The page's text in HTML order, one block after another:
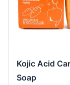
Kojic Acid
Soap